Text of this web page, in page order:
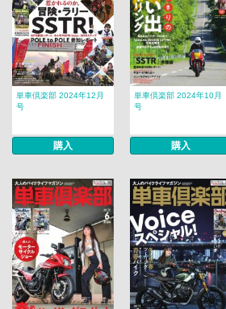
単車倶楽部 2024年12月
号
購入
単車倶楽部 2024年10月
号
購入